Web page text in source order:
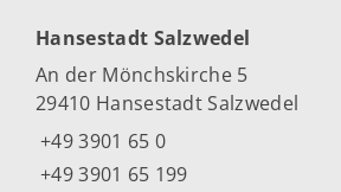
Hansestadt Salzwedel
An der Mönchskirche 5
29410 Hansestadt Salzwedel
+49 3901 65 0
+49 3901 65 199